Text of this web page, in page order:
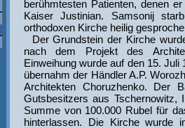
berühmtesten Patienten, denen
Kaiser Justinian. Samsonij
orthodoxen Kirche heilig
Der Grundstein der Kirche
nach dem Projekt des
Einweihung wurde auf den 15.
übernahm der Händler A.P.
Architekten Choruzhenko. Der
Gutsbesitzers aus Tschernowitz,
Summe von 100.000 Rubel für
hinterlassen. Die Kirche wurde